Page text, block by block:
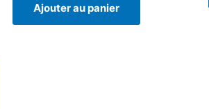
Ajouter au panier